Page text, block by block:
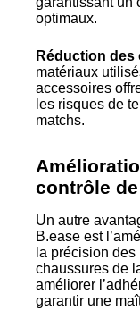
optimaux.
Réduction
matériaux
accessoires
les risques de
matchs.
contrôle
Un autre
B.ease est
la précision
chaussures de
améliorer
garantir une